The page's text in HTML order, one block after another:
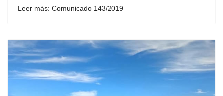
Leer más: Comunicado 143/2019